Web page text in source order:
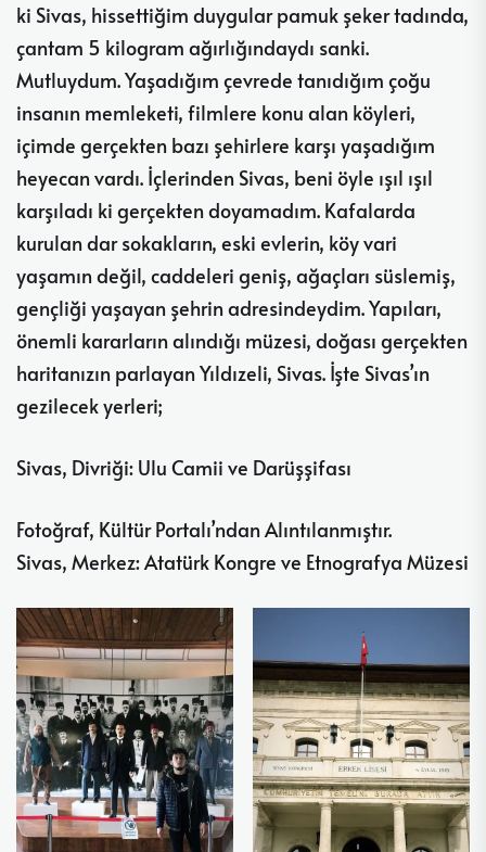
ki Sivas, hissettiğim duygular pamuk şeker tadında,
çantam 5 kilogram ağırlığındaydı sanki.
Mutluydum. Yaşadığım çevrede tanıdığım çoğu
insanın memleketi, filmlere konu alan köyleri,
içimde gerçekten bazı şehirlere karşı yaşadığım
heyecan vardı. İçlerinden Sivas, beni öyle ışıl ışıl
karşıladı ki gerçekten doyamadım. Kafalarda
kurulan dar sokakların, eski evlerin, köy vari
yaşamın değil, caddeleri geniş, ağaçları süslemiş,
gençliği yaşayan şehrin adresindeydim. Yapıları,
önemli kararların alındığı müzesi, doğası gerçekten
haritanızın parlayan Yıldızeli, Sivas. İşte Sivas’ın
gezilecek yerleri;
Sivas, Divriği: Ulu Camii ve Darüşşifası
Fotoğraf, Kültür Portalı’ndan Alıntılanmıştır.
Sivas, Merkez: Atatürk Kongre ve Etnografya Müzesi